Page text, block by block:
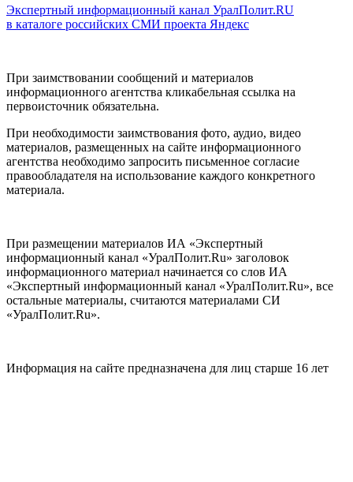
Экспертный информационный канал УралПолит.RU
в каталоге российских СМИ проекта Яндекс
При заимствовании сообщений и материалов
информационного агентства кликабельная ссылка на
первоисточник обязательна.
При необходимости заимствования фото, аудио, видео
материалов, размещенных на сайте информационного
агентства необходимо запросить письменное согласие
правообладателя на использование каждого конкретного
материала.
При размещении материалов ИА «Экспертный
информационный канал «УралПолит.Ru» заголовок
информационного материал начинается со слов ИА
«Экспертный информационный канал «УралПолит.Ru», все
остальные материалы, считаются материалами СИ
«УралПолит.Ru».
Информация на сайте предназначена для лиц старше 16 лет